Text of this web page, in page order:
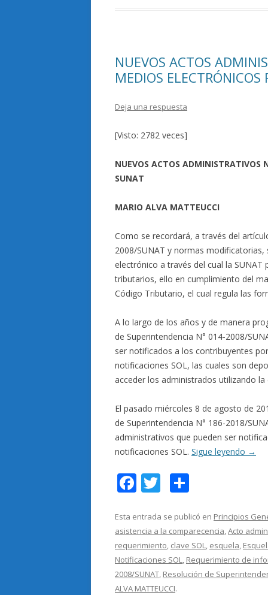
NUEVOS ACTOS
MEDIOS ELECTRÓNICOS
Deja una respuesta
[Visto: 2782 veces]
NUEVOS ACTOS ADMINISTRATIVOS
SUNAT
MARIO ALVA MATTEUCCI
Como se recordará, a través del
2008/SUNAT y normas
electrónico a través del cual la
tributarios, ello en cumplimiento del
Código Tributario, el cual regula las
A lo largo de los años y de manera
de Superintendencia N° 014-2008/
ser notificados a los contribuyentes
notificaciones SOL, las cuales son
acceder los administrados utilizando
El pasado miércoles 8 de agosto de
de Superintendencia N° 186-2018/
administrativos que pueden ser
notificaciones SOL. Sigue leyendo →
F
e
b
o
o
T
itt
er
m
p
ar
ti
Esta entrada se publicó en Principios
asistencia a la comparecencia,Acto
requerimiento, clave SOL, esquela,
Notificaciones SOL, Requerimiento de
2008/SUNAT, Resolución de
ALVA MATTEUCCI.